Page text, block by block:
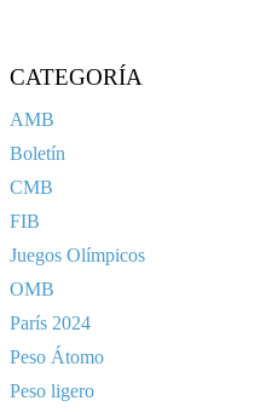
CATEGORÍA
AMB
Boletín
CMB
FIB
Juegos Olímpicos
OMB
París 2024
Peso Átomo
Peso ligero